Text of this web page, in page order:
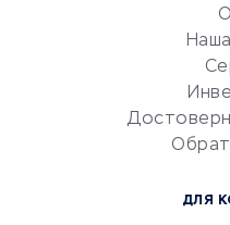
документооборот
Юридические
ДЛЯ